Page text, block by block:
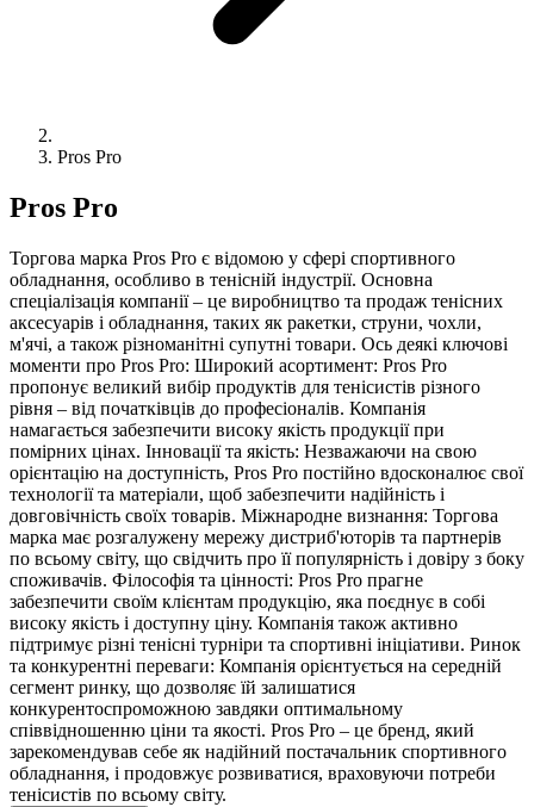
Pros Pro
Pros Pro
Торгова марка Pros Pro є відомою у сфері спортивного
обладнання, особливо в тенісній індустрії. Основна
спеціалізація компанії – це виробництво та продаж тенісних
аксесуарів і обладнання, таких як ракетки, струни, чохли,
м'ячі, а також різноманітні супутні товари. Ось деякі ключові
моменти про Pros Pro: Широкий асортимент: Pros Pro
пропонує великий вибір продуктів для тенісистів різного
рівня – від початківців до професіоналів. Компанія
намагається забезпечити високу якість продукції при
помірних цінах. Інновації та якість: Незважаючи на свою
орієнтацію на доступність, Pros Pro постійно вдосконалює свої
технології та матеріали, щоб забезпечити надійність і
довговічність своїх товарів. Міжнародне визнання: Торгова
марка має розгалужену мережу дистриб'юторів та партнерів
по всьому світу, що свідчить про її популярність і довіру з боку
споживачів. Філософія та цінності: Pros Pro прагне
забезпечити своїм клієнтам продукцію, яка поєднує в собі
високу якість і доступну ціну. Компанія також активно
підтримує різні тенісні турніри та спортивні ініціативи. Ринок
та конкурентні переваги: Компанія орієнтується на середній
сегмент ринку, що дозволяє їй залишатися
конкурентоспроможною завдяки оптимальному
співвідношенню ціни та якості. Pros Pro – це бренд, який
зарекомендував себе як надійний постачальник спортивного
обладнання, і продовжує розвиватися, враховуючи потреби
тенісистів по всьому світу.